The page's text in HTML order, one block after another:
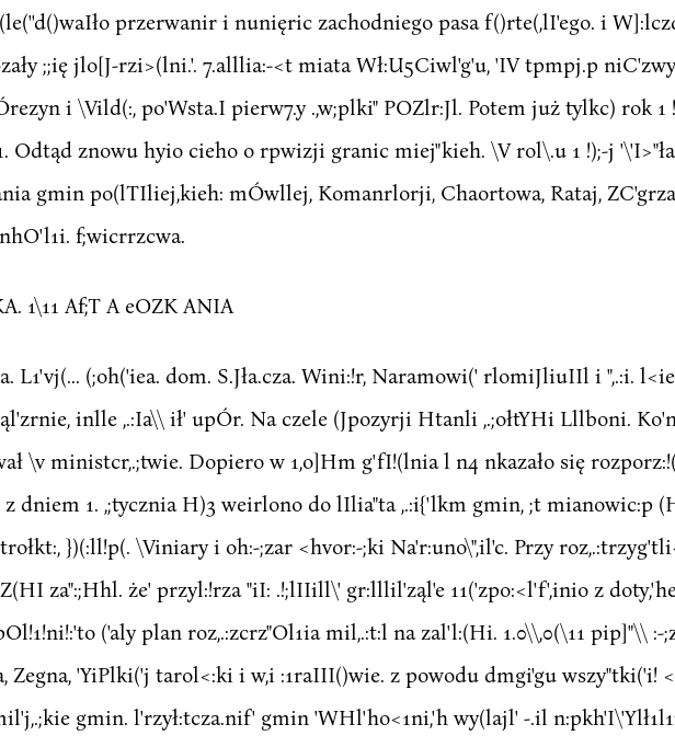
przerwanir i nunięric zachodniego pasa f()rte(,lI'ego. i
zały ;;ię jlo[J-rzi>(lni.'. 7.alllia:-<t miata Wł:U5Ciwl'g'u, 'IV tpmpj.p
i \Vild(:, po'Wsta.I pierw7.y .,w;plki" POZlr:Jl. Potem już tylkc) rok 1
Odtąd znowu hyio cieho o rpwizji granic miej"kieh. \V rol\.u 1 !);-j
gmin po(lTIliej,kieh: mÓwllej, Komanrlorji, Chaortowa, Rataj,
f;wicrrzcwa.
1\11 Af;T A eOZK ANIA
L1'vj(... (;oh('iea. dom. S.Jła.cza. Wini:!r, Naramowi(' rlomiJliuIIl i ",.:i.
inlle ,.:Ia\\ ił' upÓr. Na czele (Jpozyrji Htanli ,.;ołtYHi Lllboni.
\v ministcr,.;twie. Dopiero w 1,o]Hm g'fI!(lnia l n4 nkazało się
z dniem 1. ,;tycznia H)3 weirlono do lIlia"ta ,.:i{'lkm gmin, ;t mianowic:p
})(:ll!p(. \Viniary i oh:-;zar <hvor:-;ki Na'r:uno\",il'c. Przy
za":;Hhl. że' przyl:!rza "iI: .!;lIIill\' gr:lllil'ząl'e 11('zpo:<l'f',inio z
('aly plan roz,.:zcrz"Ol1ia mil,.:t:l na zal'l:(Hi. 1.0\\,0(\11 pip]"\\
Zegna, 'YiPlki('j tarol<:ki i w,i :1raIII()wie. z powodu dmgi'gu wszy"tki('i!
gmin. l'rzył:tcza.nif' gmin 'WHl'ho<1ni,'h wy(lajl' -.il